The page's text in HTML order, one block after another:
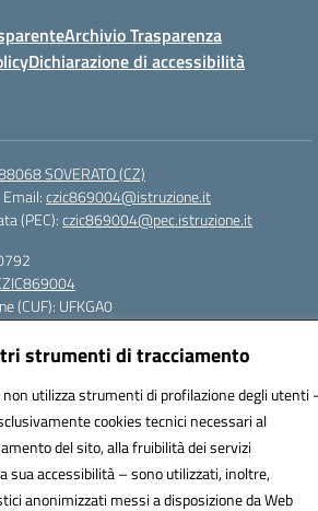
strumenti di tracciamento
utilizza strumenti di profilazione degli utenti -
cookies tecnici necessari al
del sito, alla fruibilità dei servizi
sua accessibilità – sono utilizzati, inoltre,
anonimizzati messi a disposizione da Web
Archivio Trasparenza
Dichiarazione di accessibilità
SOVERATO (CZ)
Email:czic869004@istruzione.it
(PEC):czic869004@pec.istruzione.it
(CUF): UFKGA0
by 3D Solution S.r.l.
Design by Designers Italia